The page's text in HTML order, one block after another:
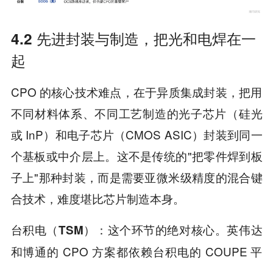
4.2 先进封装与制造，把光和电焊在一
起
CPO 的核心技术难点，在于异质集成封装，把用
不同材料体系、不同工艺制造的光子芯片（硅光
或 InP）和电子芯片（CMOS ASIC）封装到同一
个基板或中介层上。这不是传统的"把零件焊到板
子上"那种封装，而是需要亚微米级精度的混合键
合技术，难度堪比芯片制造本身。
台积电（TSM）： 这个环节的绝对核心。英伟达
和博通的 CPO 方案都依赖台积电的 COUPE 平